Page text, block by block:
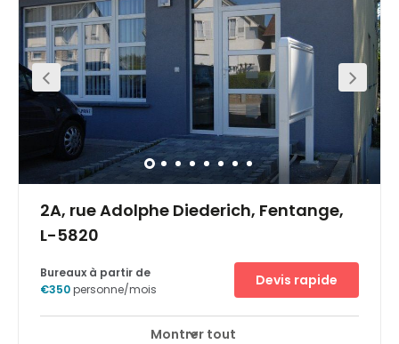
auch 10 Minuten vom Luxemburger Flughafen entfernt.
2A, rue Adolphe Diederich, Fentange,
L-5820
Centre d'accueil de jour Salles de réunion
Bureaux à partir de
€350personne/mois
Devis rapide
Montrer tout